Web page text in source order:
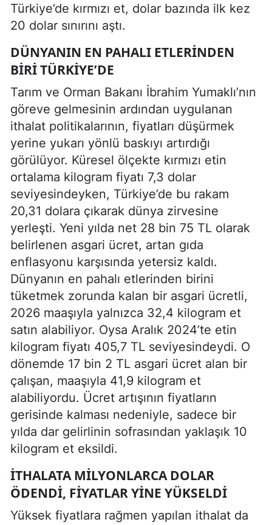
Türkiye’de kırmızı et, dolar bazında ilk kez
20 dolar sınırını aştı.
DÜNYANIN EN PAHALI ETLERINDEN
BIRI TÜRKIYE’DE
Tarım ve Orman Bakanı İbrahim Yumaklı’nın
göreve gelmesinin ardından uygulanan
ithalat politikalarının, fiyatları düşürmek
yerine yukarı yönlü baskıyı artırdığı
görülüyor. Küresel ölçekte kırmızı etin
ortalama kilogram fiyatı 7,3 dolar
seviyesindeyken, Türkiye’de bu rakam
20,31 dolara çıkarak dünya zirvesine
yerleşti. Yeni yılda net 28 bin 75 TL olarak
belirlenen asgari ücret, artan gıda
enflasyonu karşısında yetersiz kaldı.
Dünyanın en pahalı etlerinden birini
tüketmek zorunda kalan bir asgari ücretli,
2026 maaşıyla yalnızca 32,4 kilogram et
satın alabiliyor. Oysa Aralık 2024’te etin
kilogram fiyatı 405,7 TL seviyesindeydi. O
dönemde 17 bin 2 TL asgari ücret alan bir
çalışan, maaşıyla 41,9 kilogram et
alabiliyordu. Ücret artışının fiyatların
gerisinde kalması nedeniyle, sadece bir
yılda dar gelirlinin sofrasından yaklaşık 10
kilogram et eksildi.
İTHALATA MILYONLARCA DOLAR
ÖDENDI, FIYATLAR YINE YÜKSELDI
Yüksek fiyatlara rağmen yapılan ithalat da